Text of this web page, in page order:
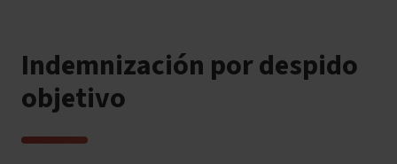
Indemnización por despido
objetivo